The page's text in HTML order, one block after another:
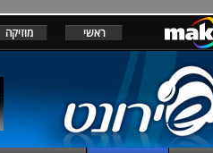
ראשי מוזיקה